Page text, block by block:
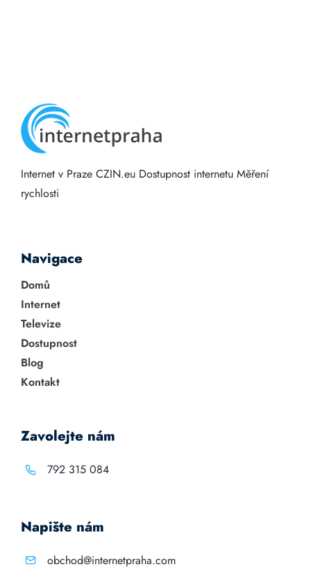
Internet v Praze CZIN.eu Dostupnost internetu Měření
rychlosti
Navigace
Domů
Internet
Televize
Dostupnost
Blog
Kontakt
Zavolejte nám
792 315 084
Napište nám
obchod@internetpraha.com